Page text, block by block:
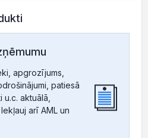
apgrozījums,
patiesā
aktuālā,
arī AML un